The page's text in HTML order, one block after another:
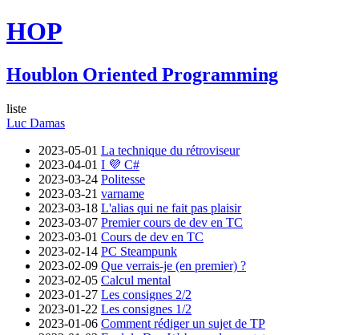
HOP
Houblon Oriented Programming
liste
Luc Damas
2023-05-01 La technique du rétroviseur
2023-04-01 I 💜 C#
2023-03-24 Politesse
2023-03-21 varname
2023-03-18 L'alias qui ne fait pas plaisir
2023-03-07 Premier cours de dev en TC
2023-03-01 Cours de dev en TC
2023-02-14 PC Steampunk
2023-02-09 Que verrais-je (en premier) ?
2023-02-05 Calcul mental
2023-01-27 Les consignes 2/2
2023-01-22 Les consignes 1/2
2023-01-06 Comment rédiger un sujet de TP